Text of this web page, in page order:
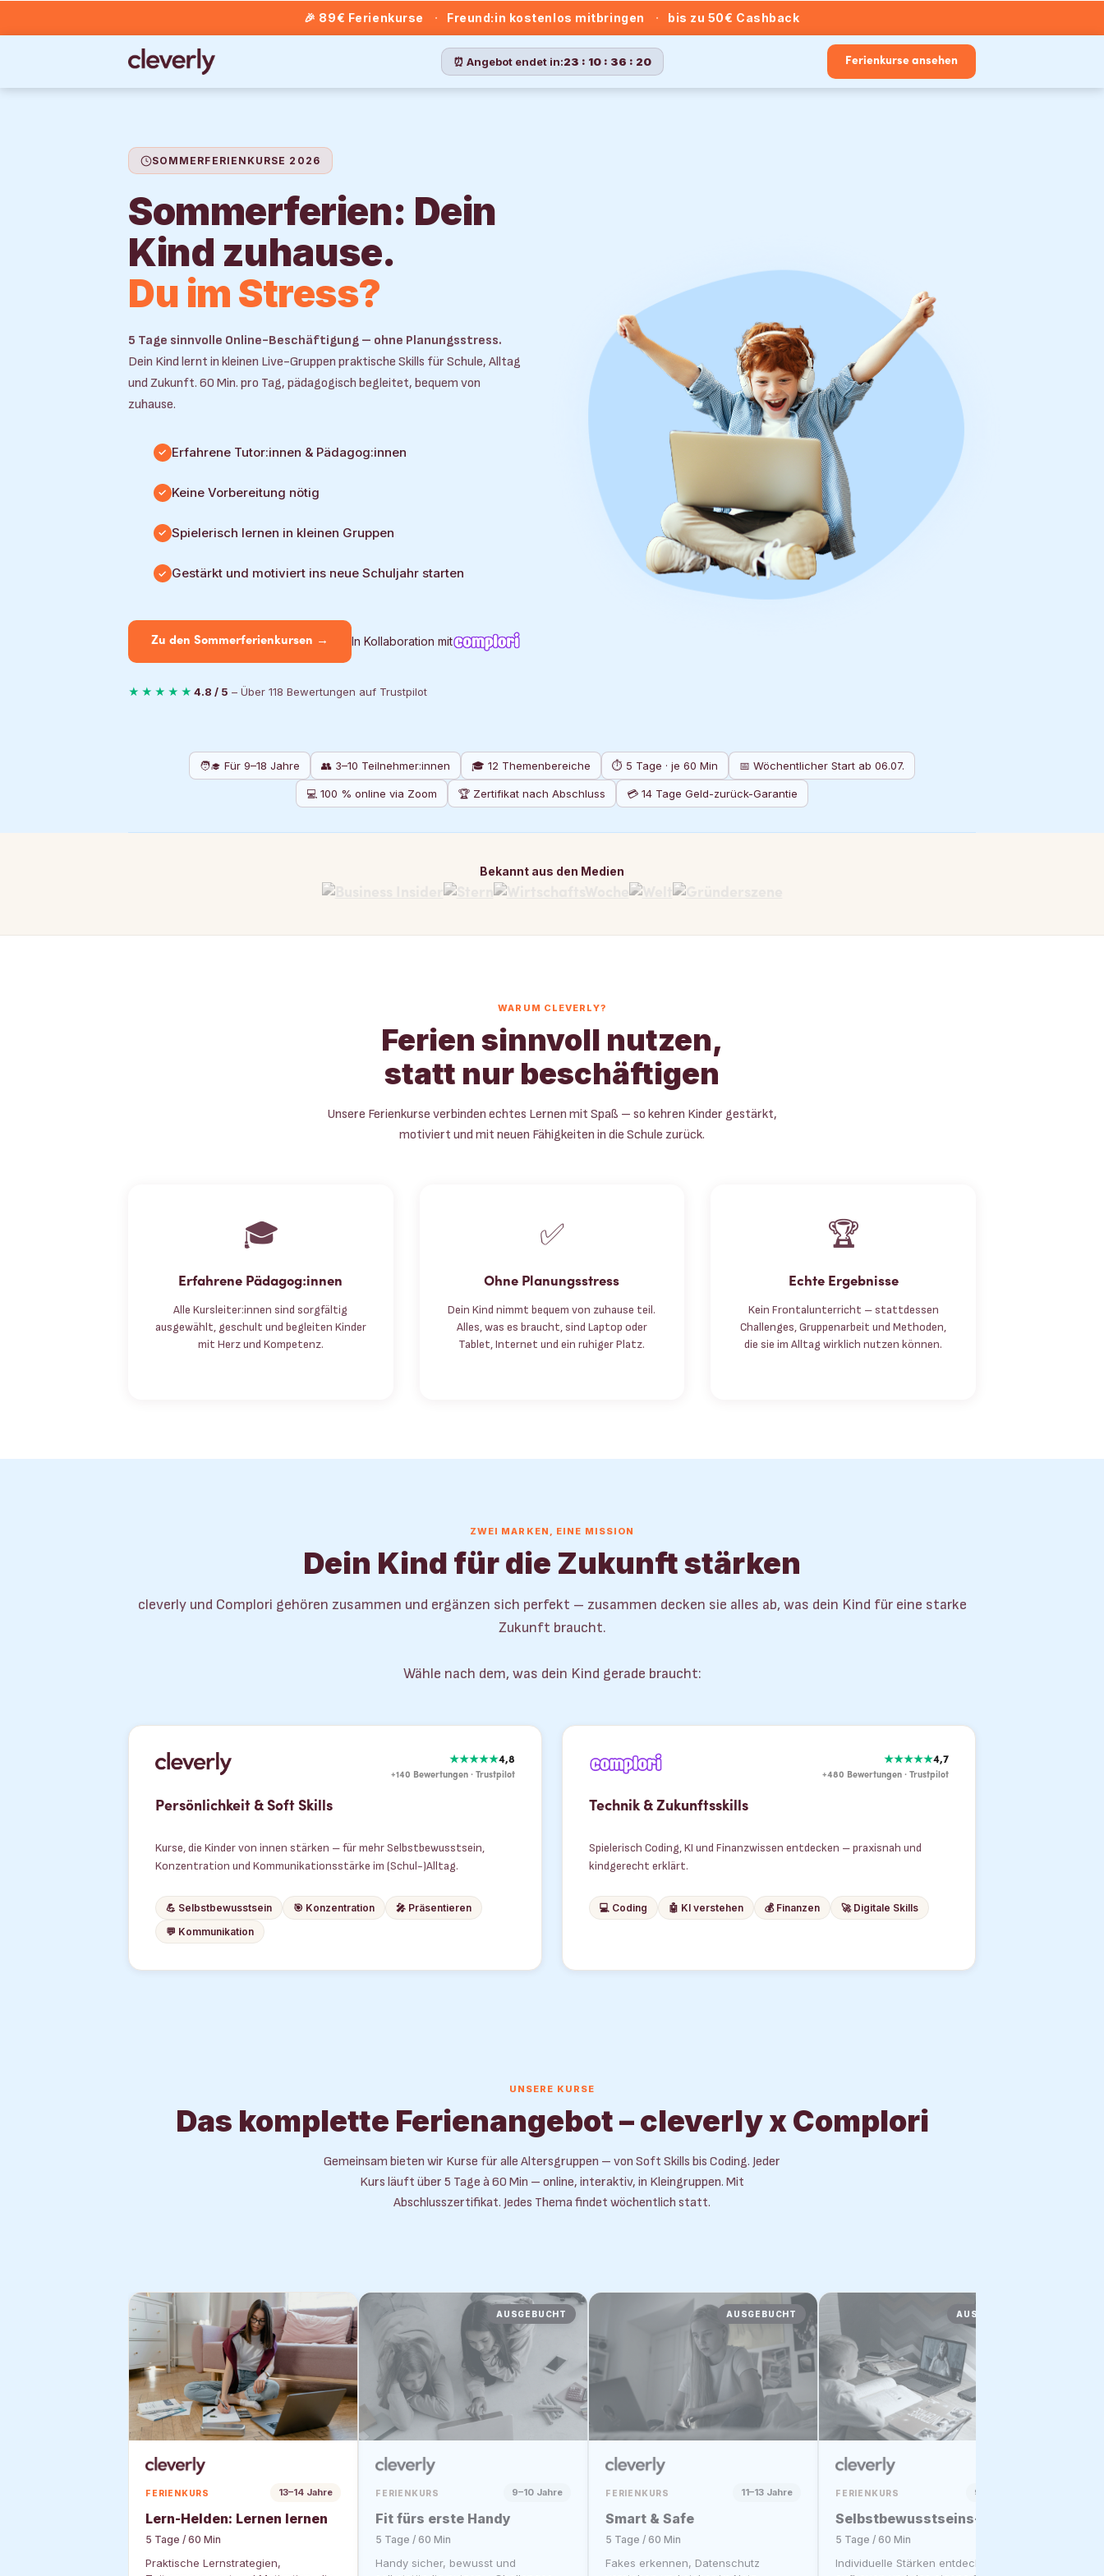
🎉 89€ Ferienkurse · Freund:in kostenlos mitbringen · bis zu 50€ Cashback
⏰ Angebot endet in:23 : 10: 36 : 20 Ferienkurse ansehen
SOMMERFERIENKURSE 2026
Sommerferien: Dein
Kind zuhause.
Du im Stress?
5 Tage sinnvolle Online-Beschäftigung – ohne Planungsstress.
Dein Kind lernt in kleinen Live-Gruppen praktische Skills für Schule, Alltag
und Zukunft. 60 Min. pro Tag, pädagogisch begleitet, bequem von
zuhause.
Erfahrene Tutor:innen & Pädagog:innen
Keine Vorbereitung nötig
Spielerisch lernen in kleinen Gruppen
Gestärkt und motiviert ins neue Schuljahr starten
Zu den Sommerferienkursen → In Kollaboration mit
★★★★★ 4.8 / 5 – Über 118 Bewertungen auf Trustpilot
🧑‍🎓 Für 9–18 Jahre 👥 3–10 Teilnehmer:innen 🎓 12 Themenbereiche ⏱️ 5 Tage · je 60 Min 📅 Wöchentlicher Start ab 06.07.
💻 100 % online via Zoom 🏆 Zertifikat nach Abschluss 💳 14 Tage Geld-zurück-Garantie
Bekannt aus den Medien
WARUM CLEVERLY?
Ferien sinnvoll nutzen,
statt nur beschäftigen
Unsere Ferienkurse verbinden echtes Lernen mit Spaß – so kehren Kinder gestärkt,
motiviert und mit neuen Fähigkeiten in die Schule zurück.
🎓
Erfahrene Pädagog:innen
Alle Kursleiter:innen sind sorgfältig
ausgewählt, geschult und begleiten Kinder
mit Herz und Kompetenz.
✅
Ohne Planungsstress
Dein Kind nimmt bequem von zuhause teil.
Alles, was es braucht, sind Laptop oder
Tablet, Internet und ein ruhiger Platz.
🏆
Echte Ergebnisse
Kein Frontalunterricht – stattdessen
Challenges, Gruppenarbeit und Methoden,
die sie im Alltag wirklich nutzen können.
ZWEI MARKEN, EINE MISSION
Dein Kind für die Zukunft stärken
cleverly und Complori gehören zusammen und ergänzen sich perfekt – zusammen decken sie alles ab, was dein Kind für eine starke
Zukunft braucht.
Wähle nach dem, was dein Kind gerade braucht:
★★★★★4,8
+140 Bewertungen · Trustpilot
Persönlichkeit & Soft Skills
Kurse, die Kinder von innen stärken – für mehr Selbstbewusstsein,
Konzentration und Kommunikationsstärke im (Schul-)Alltag.
💪 Selbstbewusstsein 🎯 Konzentration
🎤 Präsentieren
💬 Kommunikation
★★★★★4,7
+480 Bewertungen · Trustpilot
Technik & Zukunftsskills
Spielerisch Coding, KI und Finanzwissen entdecken – praxisnah und
kindgerecht erklärt.
💻 Coding 🤖 KI verstehen 💰 Finanzen 🚀 Digitale Skills
UNSERE KURSE
Das komplette Ferienangebot – cleverly x Complori
Gemeinsam bieten wir Kurse für alle Altersgruppen – von Soft Skills bis Coding. Jeder
Kurs läuft über 5 Tage à 60 Min – online, interaktiv, in Kleingruppen. Mit
Abschlusszertifikat. Jedes Thema findet wöchentlich statt.
FERIENKURS 13–14 Jahre
Lern-Helden: Lernen lernen
5 Tage / 60 Min
Praktische Lernstrategien,
FERIENKURS 9–10 Jahre
Fit fürs erste Handy
5 Tage / 60 Min
Handy sicher, bewusst und
FERIENKURS 11–13 Jahre
Smart & Safe
5 Tage / 60 Min
Fakes erkennen, Datenschutz
FERIENKURS 9–11 Jahre
Selbstbewusstseins-Turbo
5 Tage / 60 Min
Individuelle Stärken entdecken, Mut